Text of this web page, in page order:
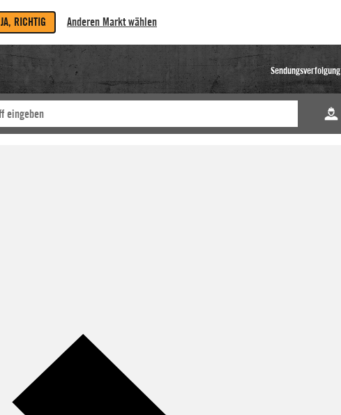
JA, RICHTIG Anderen Markt wählen
Sendungsverfolgung